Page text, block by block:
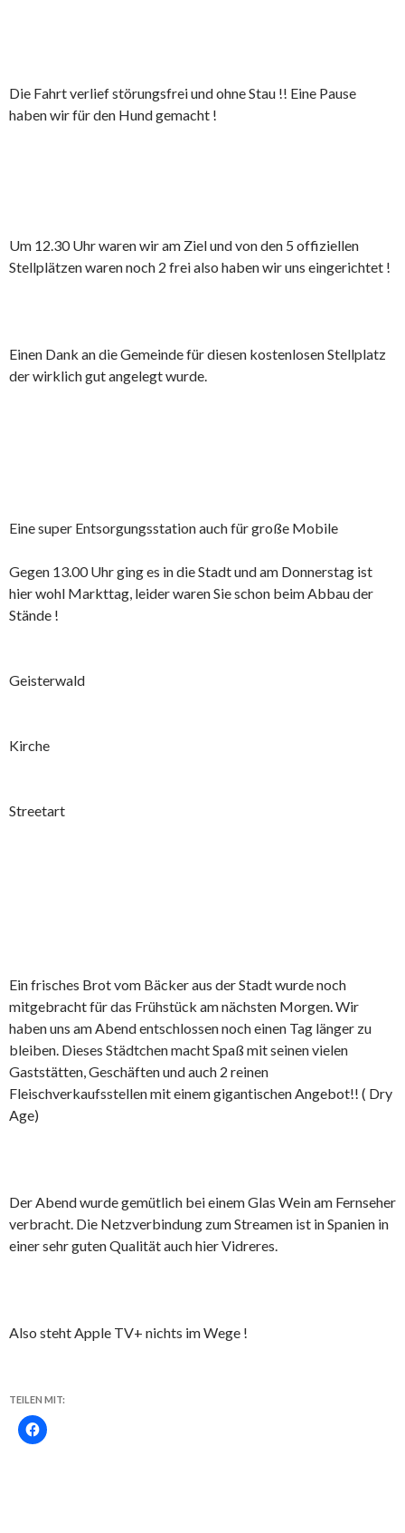
Die Fahrt verlief störungsfrei und ohne Stau !! Eine Pause
haben wir für den Hund gemacht !
Um 12.30 Uhr waren wir am Ziel und von den 5 offiziellen
Stellplätzen waren noch 2 frei also haben wir uns eingerichtet !
Einen Dank an die Gemeinde für diesen kostenlosen Stellplatz
der wirklich gut angelegt wurde.
Eine super Entsorgungsstation auch für große Mobile
Gegen 13.00 Uhr ging es in die Stadt und am Donnerstag ist
hier wohl Markttag, leider waren Sie schon beim Abbau der
Stände !
Geisterwald
Kirche
Streetart
Ein frisches Brot vom Bäcker aus der Stadt wurde noch
mitgebracht für das Frühstück am nächsten Morgen. Wir
haben uns am Abend entschlossen noch einen Tag länger zu
bleiben. Dieses Städtchen macht Spaß mit seinen vielen
Gaststätten, Geschäften und auch 2 reinen
Fleischverkaufsstellen mit einem gigantischen Angebot!! ( Dry
Age)
Der Abend wurde gemütlich bei einem Glas Wein am Fernseher
verbracht. Die Netzverbindung zum Streamen ist in Spanien in
einer sehr guten Qualität auch hier Vidreres.
Also steht Apple TV+ nichts im Wege !
TEILEN MIT: